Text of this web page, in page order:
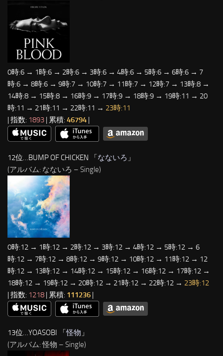
0時:6 → 1時:6 → 2時:6 → 3時:6 → 4時:6 → 5時:6 → 6時:6 → 7
時:6 → 8時:6 → 9時:7 → 10時:7 → 11時:7 → 12時:7 → 13時:8 →
14時:8 → 15時:8 → 16時:9 → 17時:9 → 18時:9 → 19時:11 → 20
時:11 → 21時:11 → 22時:11 → 23時:11
| 指数: 1893 | 累積: 46794 |
12位…BUMP OF CHICKEN 「なないろ 」
(アルバム: なないろ – Single)
0時:12 → 1時:12 → 2時:12 → 3時:12 → 4時:12 → 5時:12 → 6
時:12 → 7時:12 → 8時:12 → 9時:12 → 10時:12 → 11時:12 → 12
時:12 → 13時:12 → 14時:12 → 15時:12 → 16時:12 → 17時:12 →
18時:12 → 19時:12 → 20時:12 → 21時:12 → 22時:12 → 23時:12
| 指数: 1218 | 累積: 111236 |
13位…YOASOBI 「怪物 」
(アルバム: 怪物 – Single)